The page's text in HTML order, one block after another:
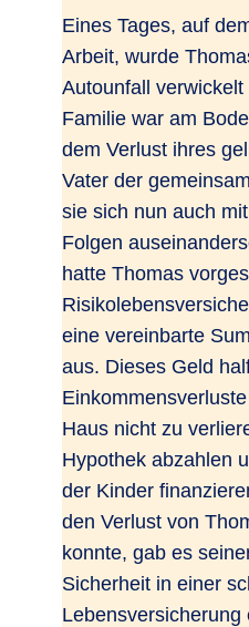
Eines Tages, auf
Arbeit, wurde
Autounfall
Familie war am
dem Verlust ihres
Vater der
sie sich nun auch
Folgen
hatte Thomas
eine vereinbarte
aus. Dieses Geld
Haus nicht zu
Hypothek abzahlen
der Kinder
den Verlust von
konnte, gab es
Sicherheit in einer
Lebensversicherung